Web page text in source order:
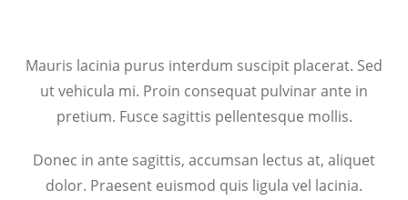
Mauris lacinia purus interdum suscipit placerat. Sed
ut vehicula mi. Proin consequat pulvinar ante in
pretium. Fusce sagittis pellentesque mollis.
Donec in ante sagittis, accumsan lectus at, aliquet
dolor. Praesent euismod quis ligula vel lacinia.